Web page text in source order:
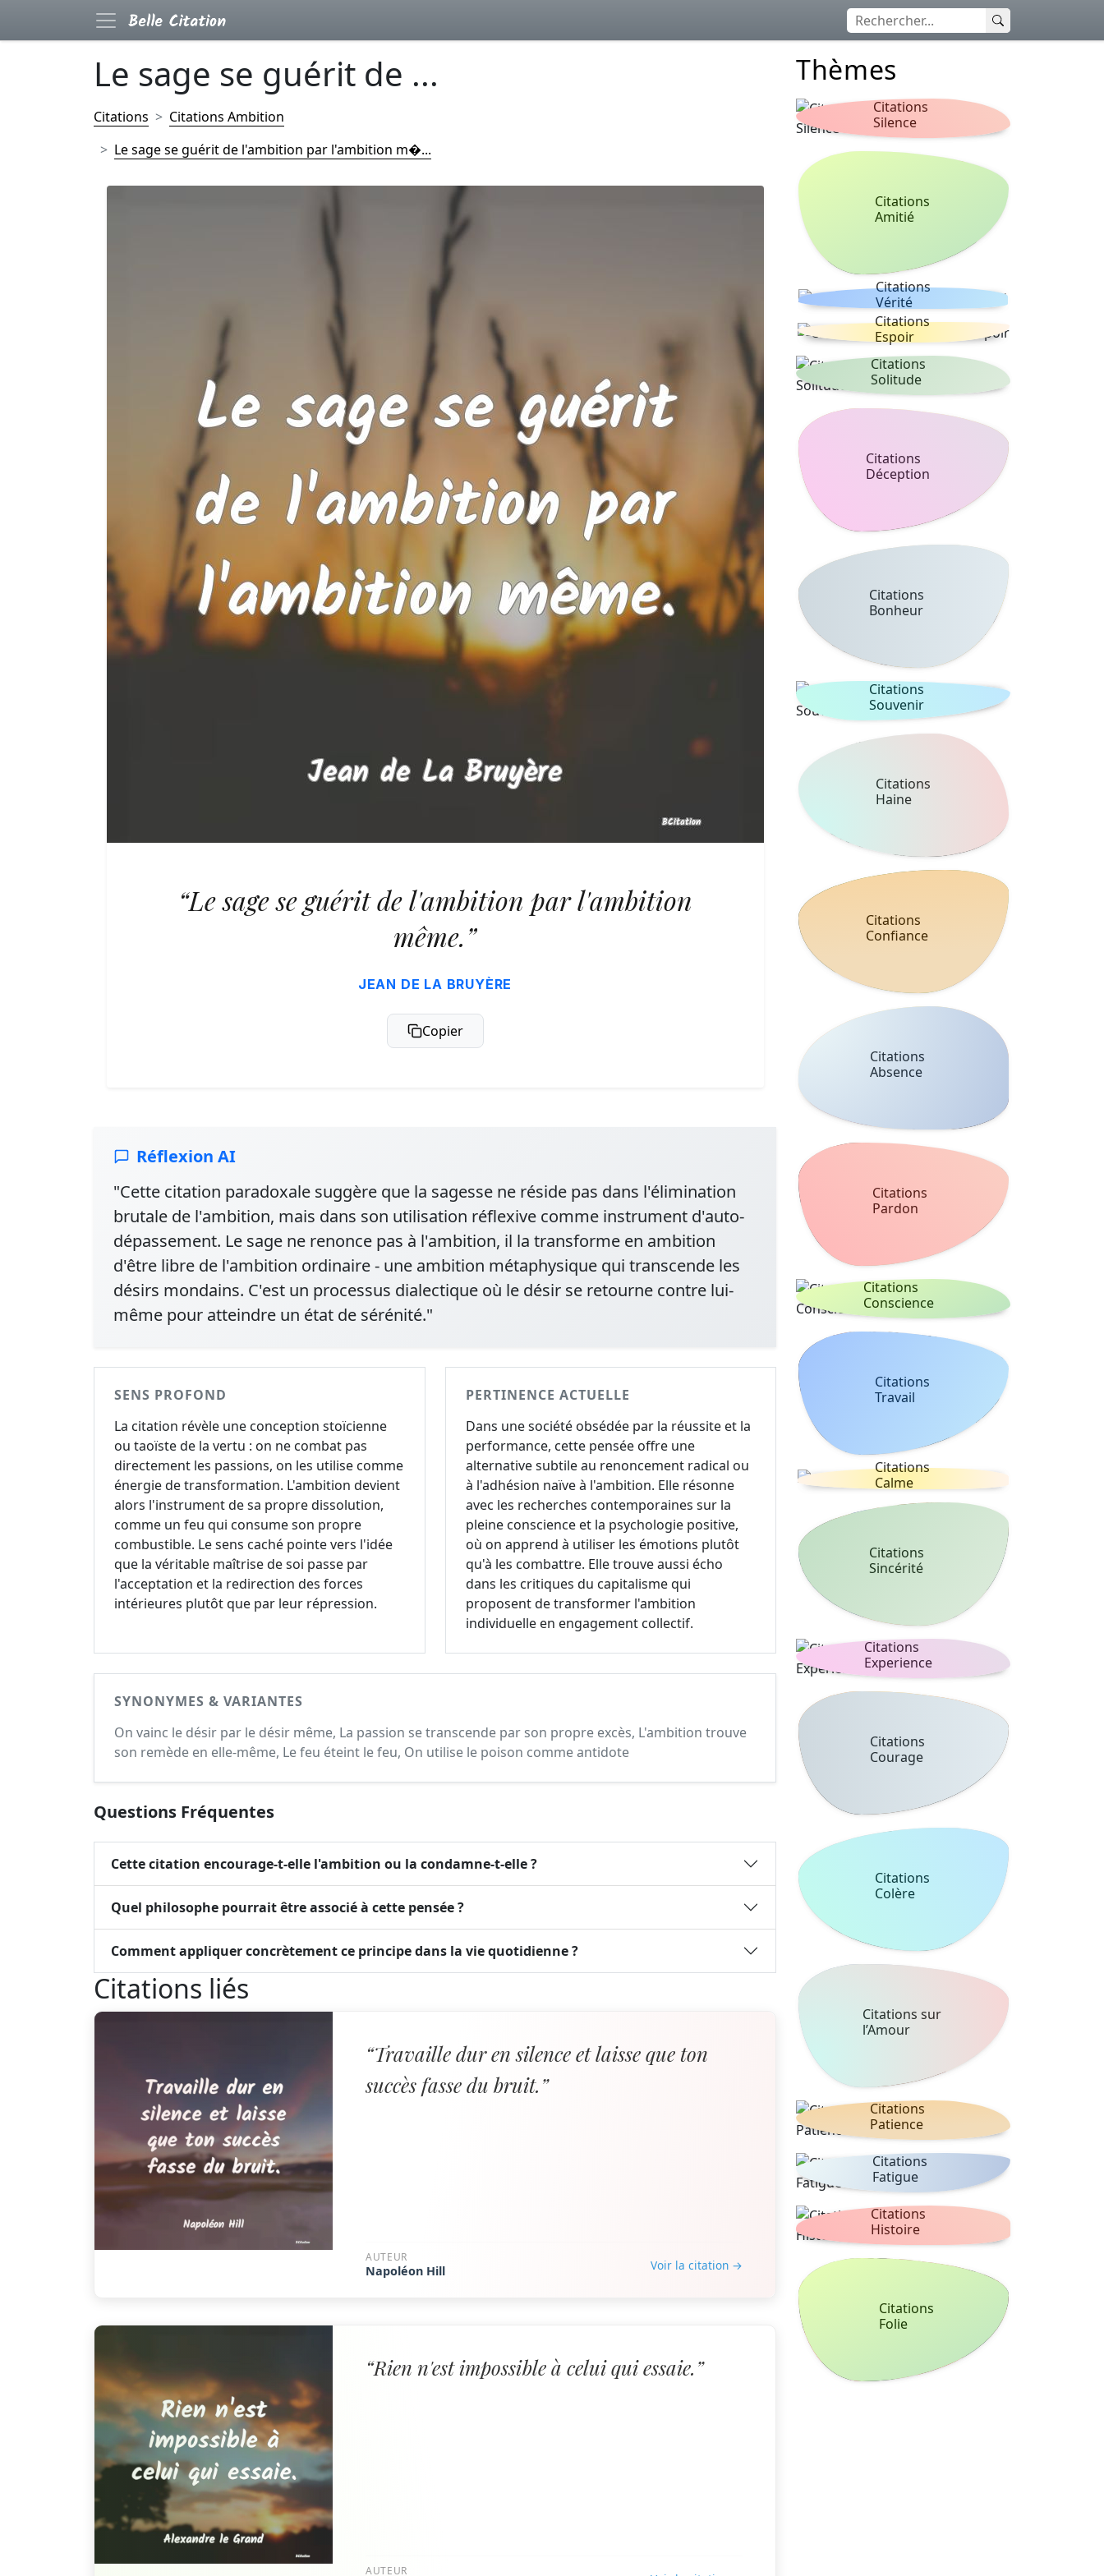
Le sage se guérit de ...
Citations
Citations Ambition
Le sage se guérit de l'ambition par l'ambition m�...
“Le sage se guérit de l'ambition par l'ambition
même.”
JEAN DE LA BRUYÈRE
Copier
Réflexion AI
"Cette citation paradoxale suggère que la sagesse ne réside pas dans l'élimination
brutale de l'ambition, mais dans son utilisation réflexive comme instrument d'auto-
dépassement. Le sage ne renonce pas à l'ambition, il la transforme en ambition
d'être libre de l'ambition ordinaire - une ambition métaphysique qui transcende les
désirs mondains. C'est un processus dialectique où le désir se retourne contre lui-
même pour atteindre un état de sérénité."
SENS PROFOND
La citation révèle une conception stoïcienne
ou taoïste de la vertu : on ne combat pas
directement les passions, on les utilise comme
énergie de transformation. L'ambition devient
alors l'instrument de sa propre dissolution,
comme un feu qui consume son propre
combustible. Le sens caché pointe vers l'idée
que la véritable maîtrise de soi passe par
l'acceptation et la redirection des forces
intérieures plutôt que par leur répression.
PERTINENCE ACTUELLE
Dans une société obsédée par la réussite et la
performance, cette pensée offre une
alternative subtile au renoncement radical ou
à l'adhésion naïve à l'ambition. Elle résonne
avec les recherches contemporaines sur la
pleine conscience et la psychologie positive,
où on apprend à utiliser les émotions plutôt
qu'à les combattre. Elle trouve aussi écho
dans les critiques du capitalisme qui
proposent de transformer l'ambition
individuelle en engagement collectif.
SYNONYMES & VARIANTES
On vainc le désir par le désir même, La passion se transcende par son propre excès, L'ambition trouve
son remède en elle-même, Le feu éteint le feu, On utilise le poison comme antidote
Questions Fréquentes
Cette citation encourage-t-elle l'ambition ou la condamne-t-elle ?
Quel philosophe pourrait être associé à cette pensée ?
Comment appliquer concrètement ce principe dans la vie quotidienne ?
Citations liés
“Travaille dur en silence et laisse que ton
succès fasse du bruit.”
AUTEUR
Napoléon Hill Voir la citation →
“Rien n'est impossible à celui qui essaie.”
AUTEUR
Thèmes
Citations
Silence
Citations
Amitié
Citations
Vérité
Citations
Espoir
Citations
Solitude
Citations
Déception
Citations
Bonheur
Citations
Souvenir
Citations
Haine
Citations
Confiance
Citations
Absence
Citations
Pardon
Citations
Conscience
Citations
Travail
Citations
Calme
Citations
Sincérité
Citations
Experience
Citations
Courage
Citations
Colère
Citations sur
l’Amour
Citations
Patience
Citations
Fatigue
Citations
Histoire
Citations
Folie